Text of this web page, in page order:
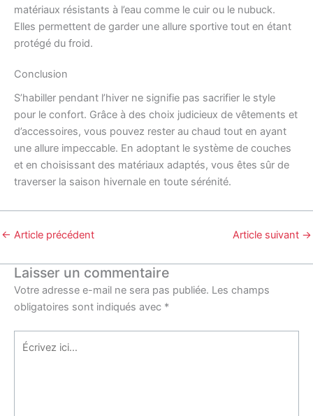
matériaux résistants à l’eau comme le cuir ou le nubuck.
Elles permettent de garder une allure sportive tout en étant
protégé du froid.
Conclusion
S’habiller pendant l’hiver ne signifie pas sacrifier le style
pour le confort. Grâce à des choix judicieux de vêtements et
d’accessoires, vous pouvez rester au chaud tout en ayant
une allure impeccable. En adoptant le système de couches
et en choisissant des matériaux adaptés, vous êtes sûr de
traverser la saison hivernale en toute sérénité.
← Article précédent Article suivant →
Laisser un commentaire
Votre adresse e-mail ne sera pas publiée. Les champs
obligatoires sont indiqués avec *
Écrivez
ici…